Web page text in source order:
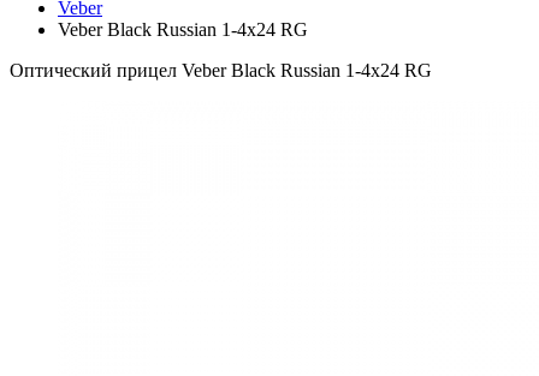
Veber
Veber Black Russian 1-4x24 RG
Оптический прицел Veber Black Russian 1-4x24 RG